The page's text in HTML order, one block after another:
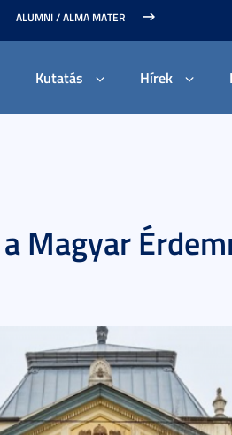
ALUMNI / ALMA MATER
Kutatás Hírek
Magyar